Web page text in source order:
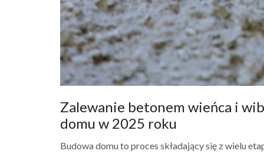
Zalewanie betonem wieńca i
domu w 2025 roku
Budowa domu to proces składający się z wielu